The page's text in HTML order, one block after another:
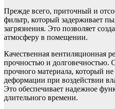
Прежде всего, приточный и
фильтр, который задерживает
загрязнения. Это позволяет
атмосферу в помещении.
Качественная вентиляционная
прочностью и долговечностью.
прочного материала, который
деформации при воздействии
Это обеспечивает надежное
длительного времени.